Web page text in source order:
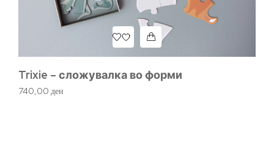
Trixie – сложувалка во форми
740,00 ден